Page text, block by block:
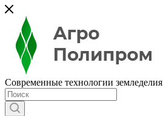
Современные технологии земледелия